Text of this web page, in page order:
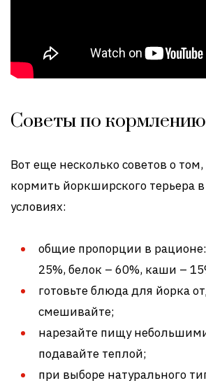
Советы по кормлению
Вот еще несколько советов о
кормить йоркширского терьера
условиях:
общие пропорции в
25%, белок – 60%, каши –
готовьте блюда для йорка
смешивайте;
нарезайте пищу
подавайте теплой;
при выборе натурального